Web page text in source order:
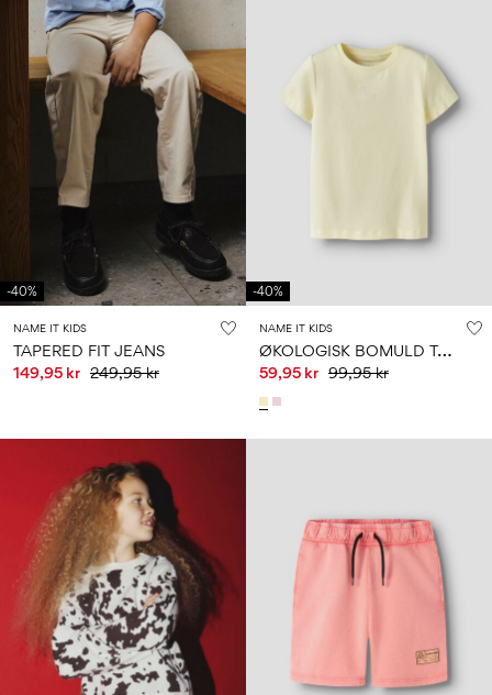
-40%
NAME IT KIDS
TAPERED FIT JEANS
149,95 kr 249,95 kr
-40%
NAME IT KIDS
Ø
KOLOGISK BOMULD T-SHIRT
59,95 kr 99,95 kr